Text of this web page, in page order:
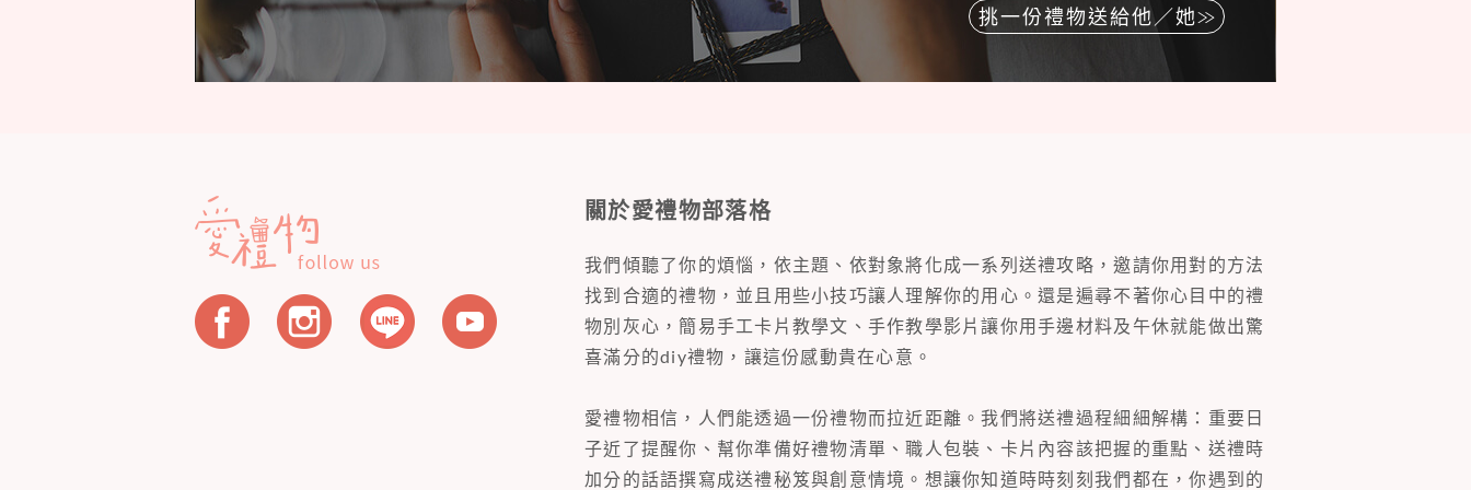
挑一份禮物送給他／她
關於愛禮物部落格
我們傾聽了你的煩惱，依主題、依對象將化成一系列送禮攻略，邀請你用對的方法
找到合適的禮物，並且用些小技巧讓人理解你的用心。還是遍尋不著你心目中的禮
物別灰心，簡易手工卡片教學文、手作教學影片讓你用手邊材料及午休就能做出驚
喜滿分的diy禮物，讓這份感動貴在心意。
愛禮物相信，人們能透過一份禮物而拉近距離。我們將送禮過程細細解構：重要日
子近了提醒你、幫你準備好禮物清單、職人包裝、卡片內容該把握的重點、送禮時
加分的話語撰寫成送禮秘笈與創意情境。想讓你知道時時刻刻我們都在，你遇到的